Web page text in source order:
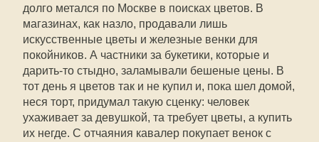
долго метался по Москве в поисках цветов. В
магазинах, как назло, продавали лишь
искусственные цветы и железные венки для
покойников. А частники за букетики, которые и
дарить-то стыдно, заламывали бешеные цены. В
тот день я цветов так и не купил и, пока шел домой,
неся торт, придумал такую сценку: человек
ухаживает за девушкой, та требует цветы, а купить
их негде. С отчаяния кавалер покупает венок с